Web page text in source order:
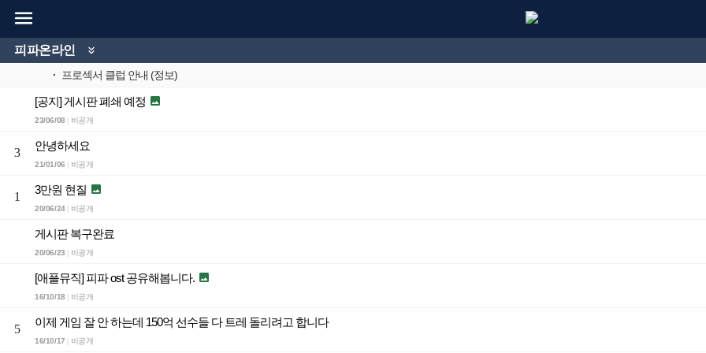

피파온라인

·
프로섹서 클럽 안내 (정보)
[공지] 게시판 폐쇄 예정 
23/06/08 비공개
3
안녕하세요
21/01/06 비공개
1
3만원 현질 
20/06/24| 비공개
게시판 복구완료
20/06/23 비공개
[애플뮤직] 피파 ost 공유해봅니다. 
16/10/18 비공개
5
이제 게임 잘 안 하는데 150억 선수들 다 트레 돌리려고 합니다
16/10/17 비공개